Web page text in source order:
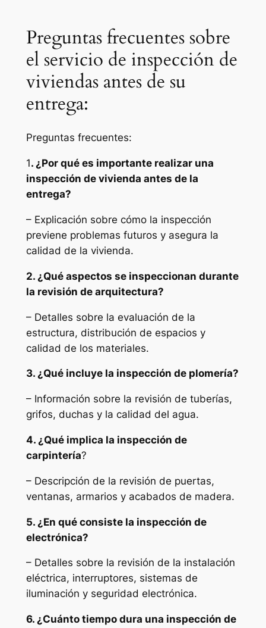
Preguntas frecuentes sobre
el servicio de inspección de
viviendas antes de su
entrega:
Preguntas frecuentes:
1. ¿Por qué es importante realizar una
inspección de vivienda antes de la
entrega?
– Explicación sobre cómo la inspección
previene problemas futuros y asegura la
calidad de la vivienda.
2. ¿Qué aspectos se inspeccionan durante
la revisión de arquitectura?
– Detalles sobre la evaluación de la
estructura, distribución de espacios y
calidad de los materiales.
3. ¿Qué incluye la inspección de plomería?
– Información sobre la revisión de tuberías,
grifos, duchas y la calidad del agua.
4. ¿Qué implica la inspección de
carpintería?
– Descripción de la revisión de puertas,
ventanas, armarios y acabados de madera.
5. ¿En qué consiste la inspección de
electrónica?
– Detalles sobre la revisión de la instalación
eléctrica, interruptores, sistemas de
iluminación y seguridad electrónica.
6. ¿Cuánto tiempo dura una inspección de